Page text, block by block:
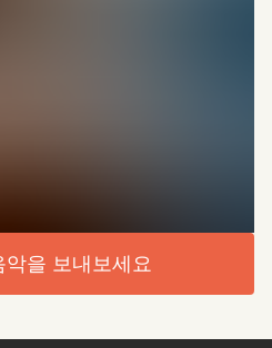
을 보내보세요